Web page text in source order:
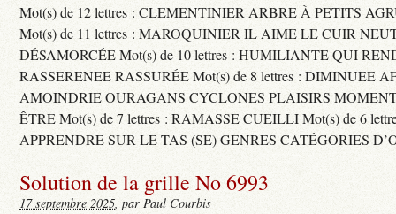
Mot(s) de 12 lettres : CLEMENTINIER ARBRE À PETITS
Mot(s) de 11 lettres : MAROQUINIER IL AIME LE CUIR
DÉSAMORCÉE Mot(s) de 10 lettres : HUMILIANTE QUI
RASSERENEE RASSURÉE Mot(s) de 8 lettres : DIMINUEE
AMOINDRIE OURAGANS CYCLONES PLAISIRS
ÊTRE Mot(s) de 7 lettres : RAMASSE CUEILLI Mot(s) de 6
APPRENDRE SUR LE TAS (SE) GENRES CATÉGORIES
Solution de la grille No 6993
17 septembre 2025, par Paul Courbis